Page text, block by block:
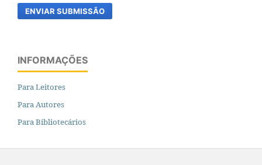
ENVIAR SUBMISSÃO
INFORMAÇÕES
Para Leitores
Para Autores
Para Bibliotecários